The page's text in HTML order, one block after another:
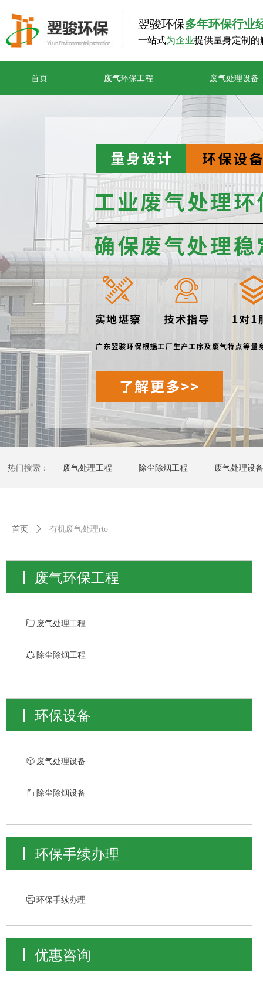
首页 废气环保工程 废气处理设备
翌骏环保多年环保行业
一站式为企业提供量身定制的
首页 ꄲ 有机废气处理rto
ꄁ 废气处理工程
ꁢ 除尘除烟工程
废气环保工程
优惠咨询
环保设备
ꁦ 废气处理设备
ꀶ 除尘除烟设备
环保手续办理
ꁧ 环保手续办理
热门搜索： 废气处理工程 除尘除烟工程 废气处理设